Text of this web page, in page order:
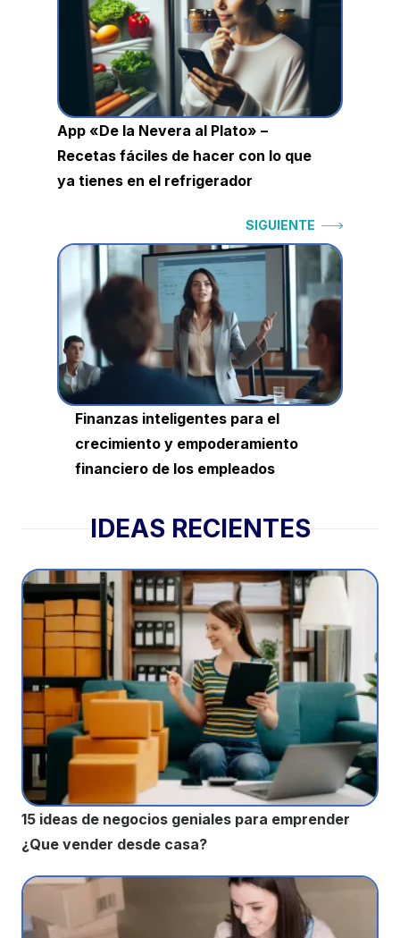
App «De la Nevera al Plato» –
Recetas fáciles de hacer con lo que
ya tienes en el refrigerador
SIGUIENTE
Finanzas inteligentes para el
crecimiento y empoderamiento
financiero de los empleados
IDEAS RECIENTES
15 ideas de negocios geniales para emprender
¿Que vender desde casa?